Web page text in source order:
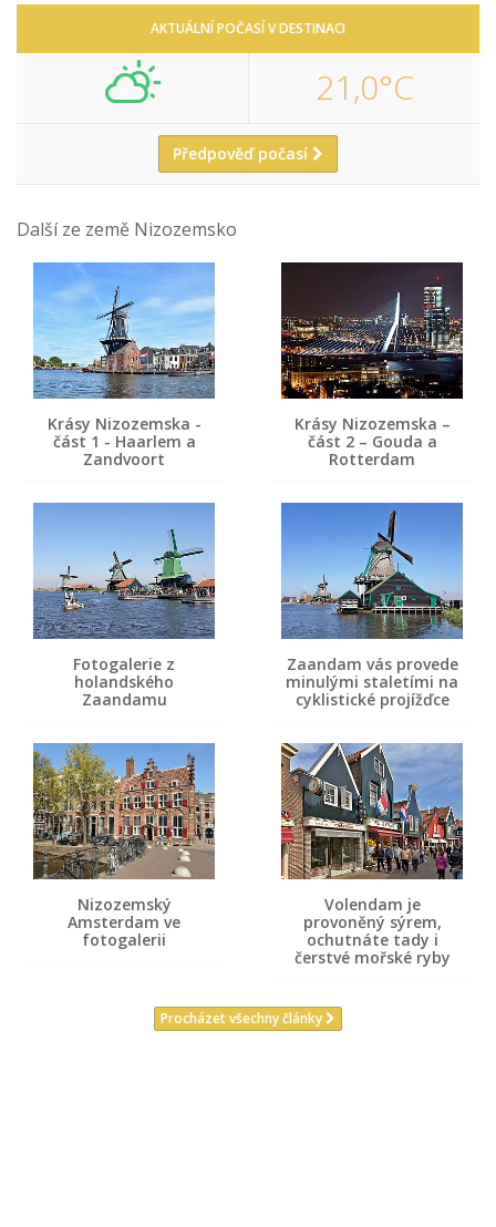
AKTUÁLNÍ POČASÍ V DESTINACI
21,0°C
Předpověď počasí
Další ze země Nizozemsko
Krásy Nizozemska -
část 1 - Haarlem a
Zandvoort
Krásy Nizozemska –
část 2 – Gouda a
Rotterdam
Fotogalerie z
holandského
Zaandamu
Zaandam vás provede
minulými staletími na
cyklistické projížďce
Nizozemský
Amsterdam ve
fotogalerii
Volendam je
provoněný sýrem,
ochutnáte tady i
čerstvé mořské ryby
Procházet všechny články